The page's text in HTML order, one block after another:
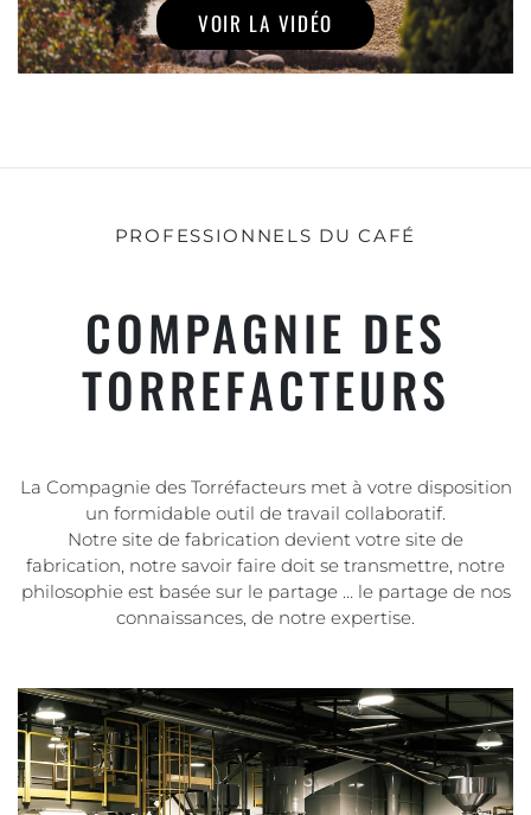
VOIR LA VIDÉO
PROFESSIONNELS DU CAFÉ
COMPAGNIE DES
TORREFACTEURS
La Compagnie des Torréfacteurs met à votre disposition
un formidable outil de travail collaboratif.
Notre site de fabrication devient votre site de
fabrication, notre savoir faire doit se transmettre, notre
philosophie est basée sur le partage … le partage de nos
connaissances, de notre expertise.